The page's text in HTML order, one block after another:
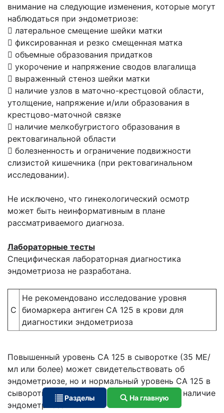
внимание на следующие изменения, которые могут
наблюдаться при эндометриозе:
 латеральное смещение шейки матки
 фиксированная и резко смещенная матка
 объемные образования придатков
 укорочение и напряжение сводов влагалища
 выраженный стеноз шейки матки
 наличие узлов в маточно-крестцовой области,
утолщение, напряжение и/или образования в
крестцово-маточной связке
 наличие мелкобугристого образования в
ректовагинальной области
 болезненность и ограничение подвижности
слизистой кишечника (при ректовагинальном
исследовании).
Не исключено, что гинекологический осмотр
может быть неинформативным в плане
рассматриваемого диагноза.
Лабораторные тесты
Специфическая лабораторная диагностика
эндометриоза не разработана.
С
Не рекомендовано исследование уровня
биомаркера антиген CA 125 в крови для
диагностики эндометриоза
Повышенный уровень СА 125 в сыворотке (35 МЕ/
мл или более) может свидетельствовать об
эндометриозе, но и нормальный уровень СА 125 в
сыворотке (менее 35 МЕ/мл) не исключает наличие
эндометриоза.
Разделы На главную